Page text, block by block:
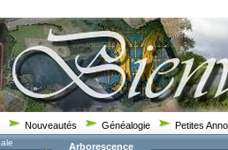
Nouveautés Généalogie Petites
Arborescence